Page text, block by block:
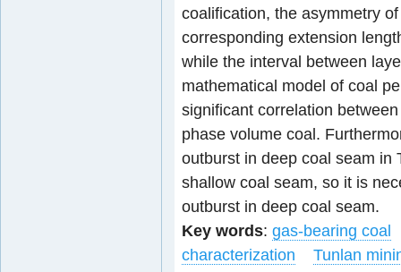
coalification, the asymmetry
corresponding extension
while the interval between
mathematical model of coal
significant correlation
phase volume coal.
outburst in deep coal seam in
shallow coal seam, so it is
outburst in deep coal seam.
Key words: gas-bearing coal
characterization
Tunlan